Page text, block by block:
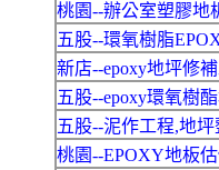
桃園--辦公室塑膠地
五股--環氧樹脂
新店--epoxy地坪修
五股--epoxy環氧樹
五股--泥作工程,地
桃園--EPOXY地板